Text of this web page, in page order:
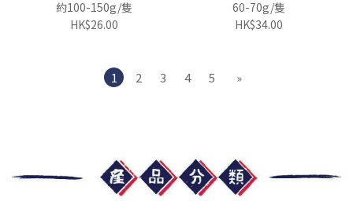
約100-150g/隻
HK$26.00
60-70g/隻
HK$34.00
1 2 3 4 5 »